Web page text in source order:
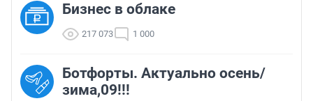
Бизнес в облаке
217 073 1 000
Ботфорты. Актуально осень/
зима,09!!!